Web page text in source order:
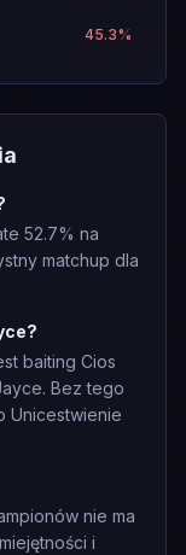
45.3%
52.7% na
matchup dla
baiting Cios
Bez tego
Unicestwienie
nie ma
i